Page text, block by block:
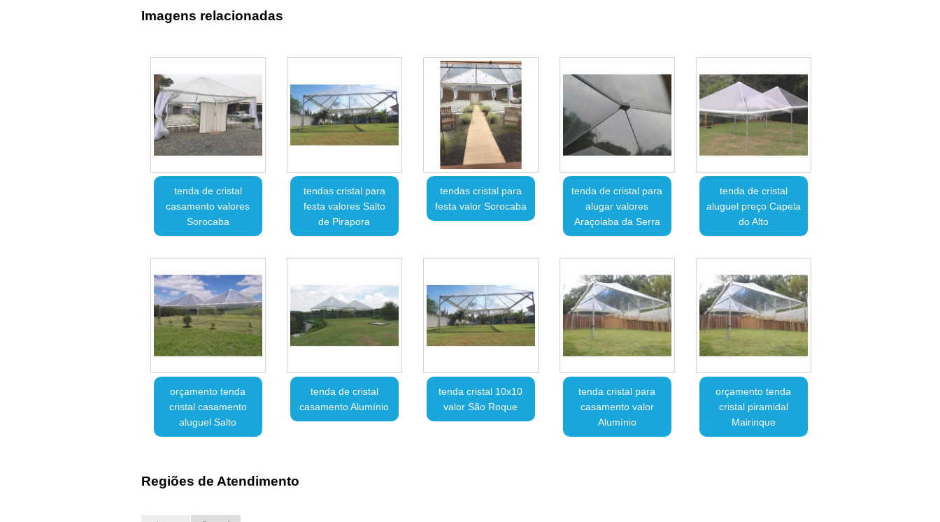
Imagens relacionadas
tenda de cristal
casamento valores
Sorocaba
tendas cristal para
festa valores Salto
de Pirapora
tendas cristal para
festa valor Sorocaba
tenda de cristal para
alugar valores
Araçoiaba da Serra
tenda de cristal
aluguel preço Capela
do Alto
orçamento tenda
cristal casamento
aluguel Salto
tenda de cristal
casamento Alumínio
tenda cristal 10x10
valor São Roque
tenda cristal para
casamento valor
Alumínio
orçamento tenda
cristal piramidal
Mairinque
Regiões de Atendimento